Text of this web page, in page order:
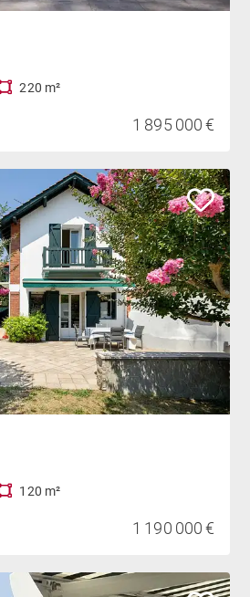
220 m²
1 895 000 €
120 m²
1 190 000 €